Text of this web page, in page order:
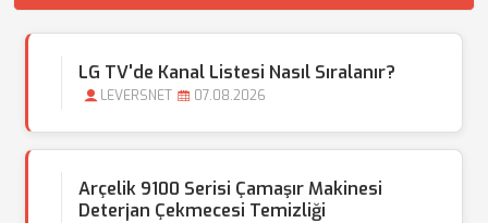
LG TV'de Kanal Listesi Nasıl Sıralanır?
LEVERSNET 07.08.2026
Arçelik 9100 Serisi Çamaşır Makinesi
Deterjan Çekmecesi Temizliği